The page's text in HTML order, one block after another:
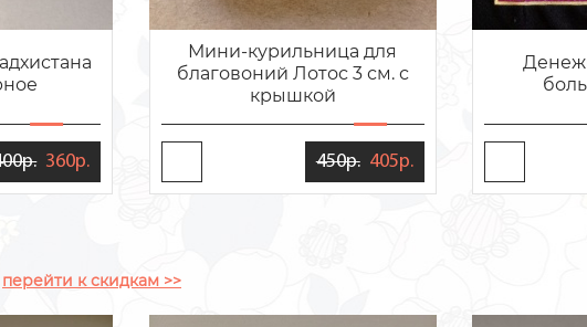
360р.
Мини-курильница для
благовоний Лотос 3 см. с
крышкой
450р. 405р.
перейти к скидкам >>